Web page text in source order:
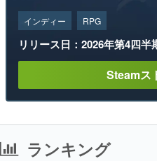
インディー RPG
リリース日：2026年第4四半
Steamス
ランキング